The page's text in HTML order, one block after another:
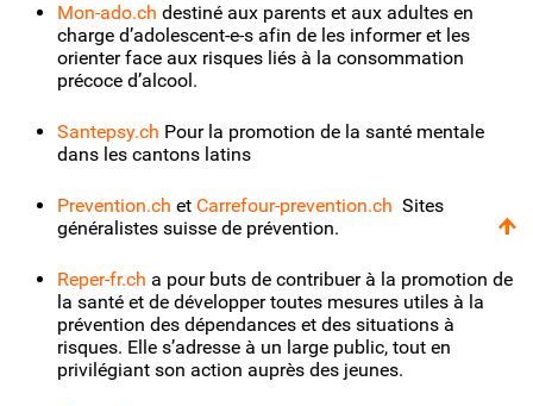
Mon-ado.ch destiné aux parents et aux adultes en
charge d’adolescent-e-s afin de les informer et les
orienter face aux risques liés à la consommation
précoce d’alcool.
Santepsy.ch Pour la promotion de la santé mentale
dans les cantons latins
Prevention.ch et Carrefour-prevention.ch Sites
généralistes suisse de prévention.
Reper-fr.ch a pour buts de contribuer à la promotion de
la santé et de développer toutes mesures utiles à la
prévention des dépendances et des situations à
risques. Elle s’adresse à un large public, tout en
privilégiant son action auprès des jeunes.